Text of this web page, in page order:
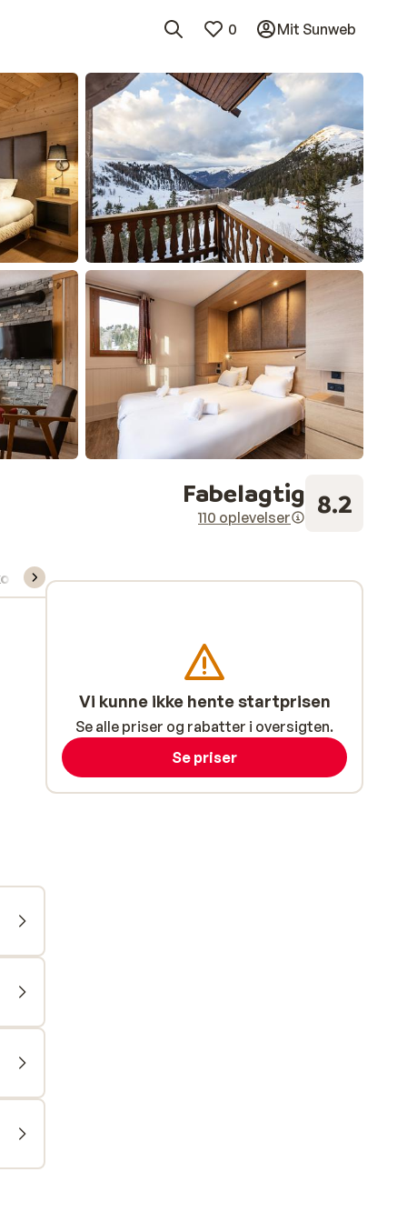
0 Mit Sunweb
Fabelagtig
110 oplevelser 8.2
skileje/undervisning
Vi kunne ikke hente startprisen
Se alle priser og rabatter i oversigten.
Se priser